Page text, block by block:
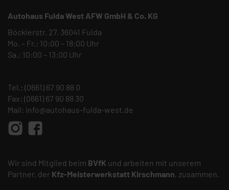
Autohaus Fulda West AFW GmbH & Co. KG
Böcklerstr. 27, 36041 Fulda
Mo. – Fr.: 10:00 – 18:00 Uhr
Sa.: 10:00 – 13:00 Uhr
Tel.: (0661) 67 90 88 0
Fax: (0661) 67 90 88 30
Mail: info@autohaus-fulda-west.de
Wir sind Mitglied beim BVfK und arbeiten mit unserem
Partner, der Kfz-Meisterwerkstatt Kirschmann, zusammen.